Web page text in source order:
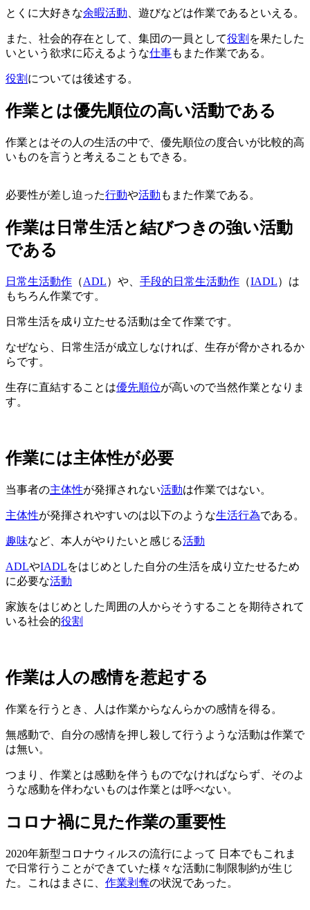
とくに大好きな余暇活動 、遊びなどは作業であるといえる。
また、社会的存在として、集団の一員として役割 を果たした
いという欲求に応えるような仕事もまた作業である。
役割 については後述する。
作業とは優先順位の高い活動である
作業とはその人の生活の中で、優先順位の度合いが比較的高
いものを言うと考えることもできる。
必要性が差し迫った行動や活動 もまた作業である。
作業は日常生活と結びつきの強い活動
である
日常生活動作 （ADL）や、 手段的日常生活動作 （IADL）は
もちろん作業です。
日常生活を成り立たせる活動は全て作業です。
なぜなら、日常生活が成立しなければ、生存が脅かされるか
らです。
生存に直結することは優先順位が高いので当然作業となりま
す。
作業には主体性が必要
当事者の主体性が発揮されない活動は作業ではない。
主体性が発揮されやすいのは以下のような生活行為である。
趣味など、本人がやりたいと感じる活動
ADLやIADLをはじめとした自分の生活を成り立たせるため
に必要な活動
家族をはじめとした周囲の人からそうすることを期待されて
いる社会的役割
作業は人の感情を惹起する
作業を行うとき、人は作業からなんらかの感情を得る。
無感動で、自分の感情を押し殺して行うような活動は作業で
は無い。
つまり、作業とは感動を伴うものでなければならず、そのよ
うな感動を伴わないものは作業とは呼べない。
コロナ禍に見た作業の重要性
2020年新型コロナウィルスの流行によって 日本でもこれま
で日常行うことができていた様々な活動に制限制約が生じ
た。これはまさに、 作業剥奪の状況であった。